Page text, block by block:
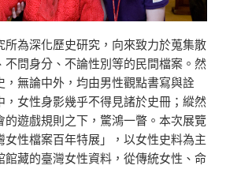
所為深化歷史研究，向來致力於蒐集散
不問身分、不論性別等的民間檔案。然
，無論中外，均由男性觀點書寫與詮
，女性身影幾乎不得見諸於史冊；縱然
的遊戲規則之下，驚鴻一瞥。本次展覽
性檔案百年特展」，以女性史料為主
館藏的臺灣女性資料，從傳統女性、命